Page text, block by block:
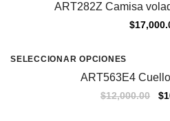
ART282Z Camisa
$
Sale
SELECCIONAR OPCIONES
ART563E4
$12,000.00 $